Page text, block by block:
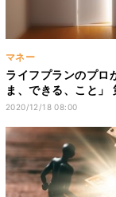
マネー
ライフプランのプロ
ま、できる、こと」
こもり支援と投資教
2020/12/18 08:00